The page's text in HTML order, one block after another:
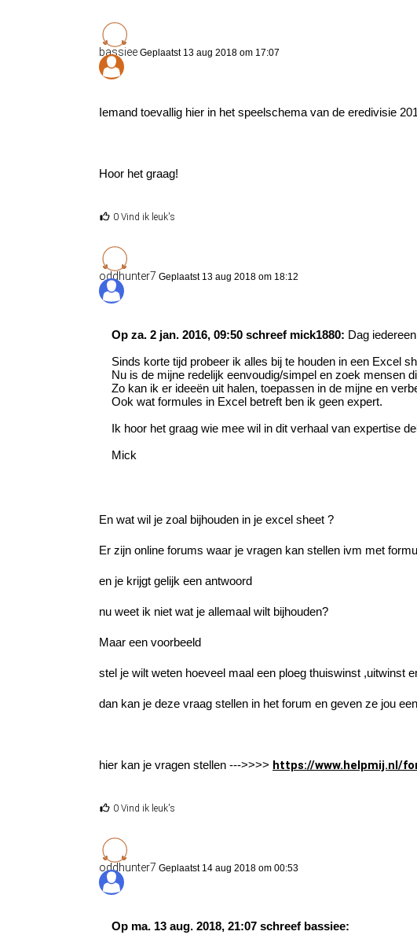
bassiee Geplaatst 13 aug 2018 om 17:07
Iemand toevallig hier in het speelschema van de eredivisie
Hoor het graag!
0 Vind ik leuk's
oddhunter7 Geplaatst 13 aug 2018 om 18:12
Op za. 2 jan. 2016, 09:50 schreef mick1880: Dag
Sinds korte tijd probeer ik alles bij te houden in een Excel
Nu is de mijne redelijk eenvoudig/simpel en zoek mensen
Zo kan ik er ideeën uit halen, toepassen in de mijne en
Ook wat formules in Excel betreft ben ik geen expert.
Ik hoor het graag wie mee wil in dit verhaal van expertise
Mick
En wat wil je zoal bijhouden in je excel sheet ?
Er zijn online forums waar je vragen kan stellen ivm met
en je krijgt gelijk een antwoord
nu weet ik niet wat je allemaal wilt bijhouden?
Maar een voorbeeld
stel je wilt weten hoeveel maal een ploeg thuiswinst ,uitwinst
dan kan je deze vraag stellen in het forum en geven ze jou
hier kan je vragen stellen --->>>> https://www.helpmij.nl/
0 Vind ik leuk's
oddhunter7 Geplaatst 14 aug 2018 om 00:53
Op ma. 13 aug. 2018, 21:07 schreef bassiee: